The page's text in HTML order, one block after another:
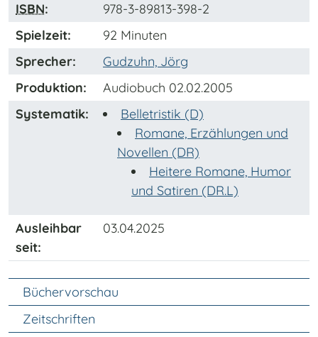
ISBN:
978-3-89813-398-2
Spielzeit:
92 Minuten
Sprecher:
Gudzuhn, Jörg
Produktion:
Audiobuch 02.02.2005
Systematik:
Belletristik (D)
Romane, Erzählungen und
Novellen (DR)
Heitere Romane, Humor
und Satiren (DR.L)
Ausleihbar
seit:
03.04.2025
Unter Navigation
Büchervorschau
Zeitschriften